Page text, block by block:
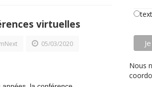
virtuelles
05/03/2020
text
Nous